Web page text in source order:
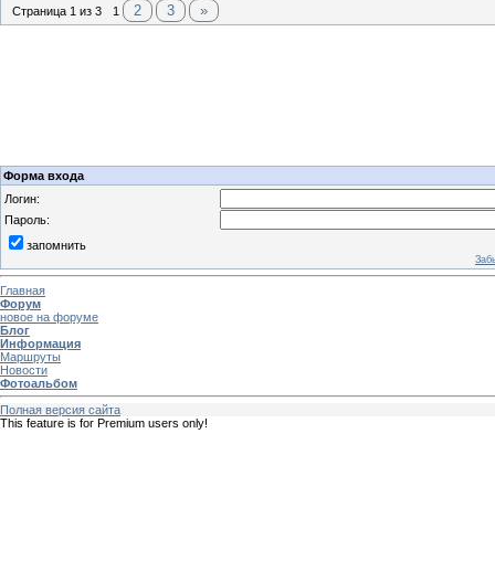
Страница 1 из 3 1 2 3 »
Форма входа
Логин:
Пароль:
запомнить
Главная
Форум
новое на форуме
Блог
Информация
Маршруты
Новости
Фотоальбом
Полная версия сайта
This feature is for Premium users only!